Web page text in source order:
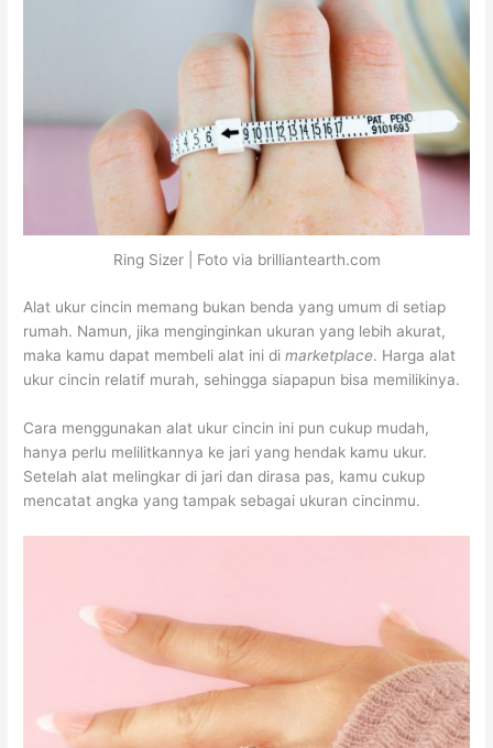
Ring Sizer | Foto via brilliantearth.com
Alat ukur cincin memang bukan benda yang umum di setiap
rumah. Namun, jika menginginkan ukuran yang lebih akurat,
maka kamu dapat membeli alat ini dimarketplace. Harga alat
ukur cincin relatif murah, sehingga siapapun bisa memilikinya.
Cara menggunakan alat ukur cincin ini pun cukup mudah,
hanya perlu melilitkannya ke jari yang hendak kamu ukur.
Setelah alat melingkar di jari dan dirasa pas, kamu cukup
mencatat angka yang tampak sebagai ukuran cincinmu.